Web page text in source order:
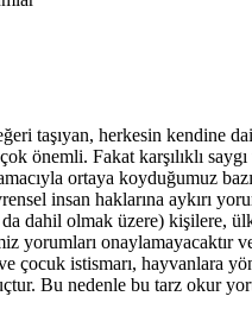
taşıyan, herkesin kendine
önemli. Fakat karşılıklı
ortaya koyduğumuz
insan haklarına aykırı
dahil olmak üzere) kişilere,
yorumları
çocuk istismarı, hayvanlara
Bu nedenle bu tarz okur